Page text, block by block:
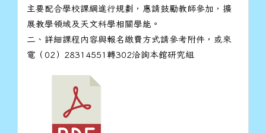
主要配合學校課綱進行規劃，惠請鼓勵教師參加，擴
展教學領域及天文科學相關學能。
二、詳細課程內容與報名繳費方式請參考附件，或來
電（02）28314551轉302洽詢本館研究組